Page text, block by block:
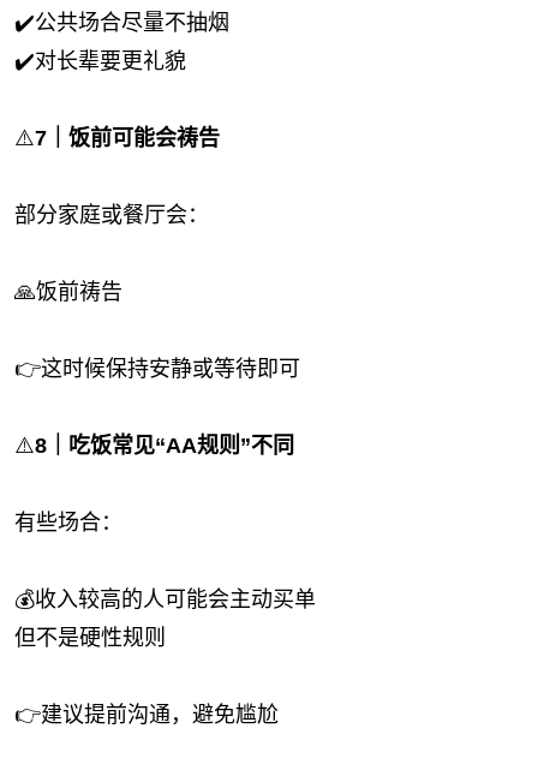
✔️公共场合尽量不抽烟
✔️对长辈要更礼貌
⚠️7｜饭前可能会祷告
部分家庭或餐厅会：
🙏饭前祷告
👉这时候保持安静或等待即可
⚠️8｜吃饭常见“AA规则”不同
有些场合：
💰收入较高的人可能会主动买单
但不是硬性规则
👉建议提前沟通，避免尴尬